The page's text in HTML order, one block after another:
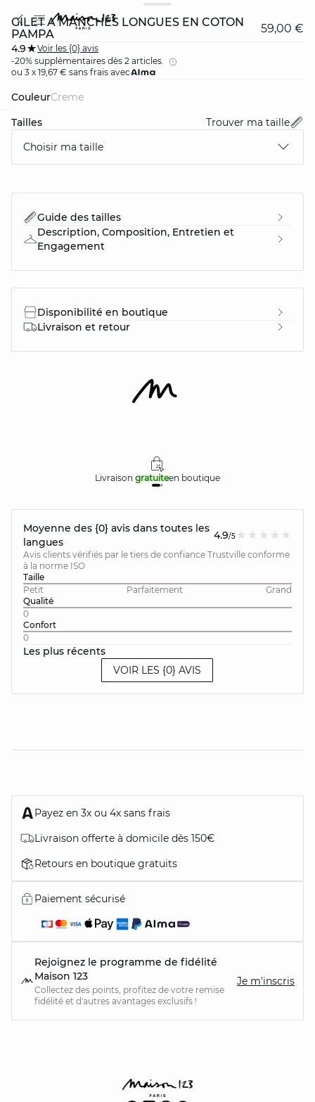
GILET À MANCHES LONGUES EN COTON
PAMPA
59,00 €
4.9
Voir les {0} avis
-20% supplémentaires dès 2 articles.
ou 3 x 19,67 € sans frais avec
Couleur
creme
Tailles
Trouver ma taille
Choisir ma taille
Guide des tailles
Description, Composition, Entretien et
Engagement
Disponibilité en boutique
Livraison et retour
Livraison gratuiteen boutique
Moyenne des {0} avis dans toutes les
langues
4.9/5
Avis clients vérifiés par le tiers de confiance Trustville conforme
à la norme ISO
Taille
Petit
Parfaitement
Grand
Qualité
0
Confort
0
Les plus récents
VOIR LES {0} AVIS
Payez en 3x ou 4x sans frais
Livraison offerte à domicile dès 150€
Retours en boutique gratuits
Paiement sécurisé
Rejoignez le programme de fidélité
Maison 123
Collectez des points, profitez de votre remise
fidélité et d'autres avantages exclusifs !
Je m'inscris